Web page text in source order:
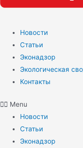
Новости
Статьи
Эконадзор
Экологическая
Контакты
Menu
Новости
Статьи
Эконадзор